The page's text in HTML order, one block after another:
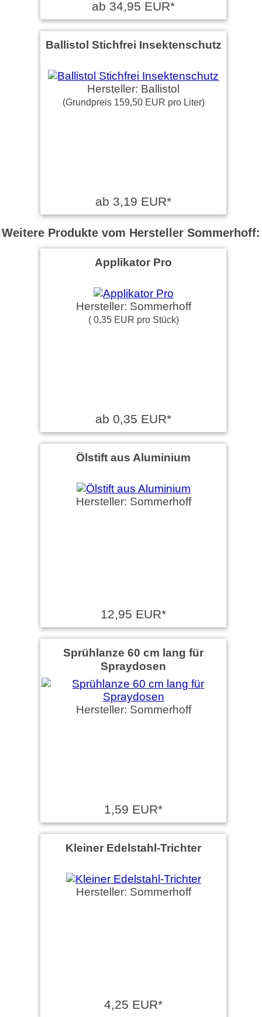
ab 34,95 EUR*
Ballistol Stichfrei Insektenschutz
Hersteller: Ballistol
(Grundpreis 159,50 EUR pro Liter)
ab 3,19 EUR*
Weitere Produkte vom Hersteller Sommerhoff:
Applikator Pro
Hersteller: Sommerhoff
( 0,35 EUR pro Stück)
ab 0,35 EUR*
Ölstift aus Aluminium
Hersteller: Sommerhoff
12,95 EUR*
Sprühlanze 60 cm lang für
Spraydosen
Hersteller: Sommerhoff
1,59 EUR*
Kleiner Edelstahl-Trichter
Hersteller: Sommerhoff
4,25 EUR*